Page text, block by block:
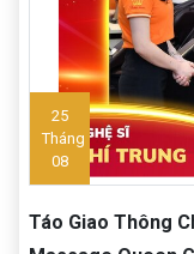
25
Tháng
08
Táo Giao Thông